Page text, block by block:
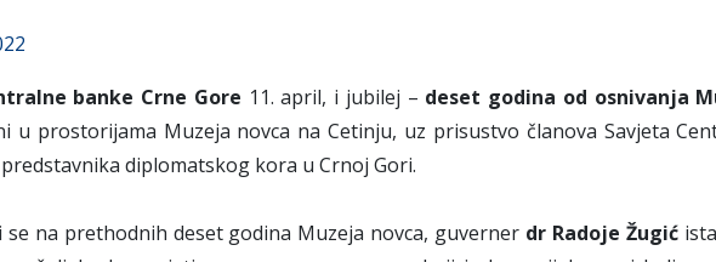
banke Crne Gore 11. april, i jubilej – deset godina od osnivanja
u prostorijama Muzeja novca na Cetinju, uz prisustvo članova Savjeta
diplomatskog kora u Crnoj Gori.
se na prethodnih deset godina Muzeja novca, guverner dr Radoje Žugić